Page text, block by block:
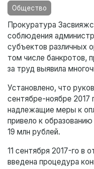
Общество
Прокуратура
соблюдения
субъектов различных
том числе банкротов,
за труд выявила
Установлено, что
сентябре-ноябре 2017
надлежащие меры к
привело к
19 млн рублей.
11 сентября 2017-го в
введена процедура